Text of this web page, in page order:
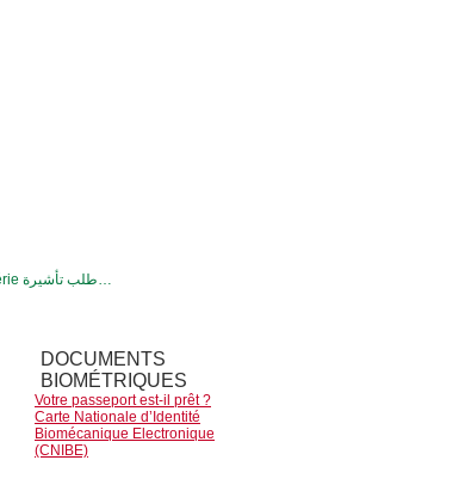
VISA d’entrée en Algérie طلب تأشيرة…
DOCUMENTS
BIOMÉTRIQUES
Votre passeport est-il prêt ?
Carte Nationale d’Identité
Biomécanique Electronique
(CNIBE)